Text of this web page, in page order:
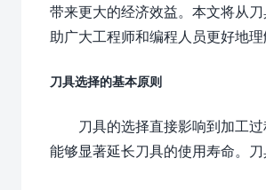
带来更大的经济效益。本文将从
助广大工程师和编程人员更好地
刀具选择的基本原则
刀具的选择直接影响到加工
能够显著延长刀具的使用寿命。